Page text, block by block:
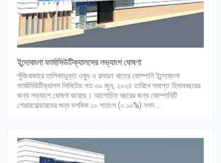
ইন্দোবাংলা ফার্মাসিউটিক্যালসের লভ্যাংশ ঘোষণা
পুঁজিবাজারে তালিকাভুক্ত ওষুধ ও রসায়ন খাতের কোম্পানি ইন্দোবাংলা
ফার্মাসিউটিক্যালস লিমিটেড গত ৩০ জুন, ২০২৪ তারিখে সমাপ্ত হিসাববছরের
জন্য লভ্যাংশ ঘোষণা করেছে। আলোচিত বছরের জন্য কোম্পানিটি
শেয়ারহোল্ডারদের শুন্য দশমিক ১০ শতাংশ (০.১০%) নগদ…